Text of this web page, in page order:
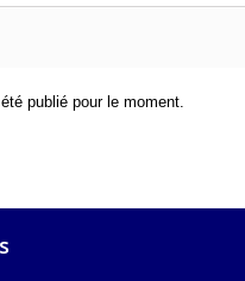
publié pour le moment.